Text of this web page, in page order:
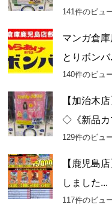
141件のビュ
マンガ倉
とりボンバ
140件のビュ
【加治木
◇《新品カ
129件のビュ
【鹿児島
しました...
117件のビュ